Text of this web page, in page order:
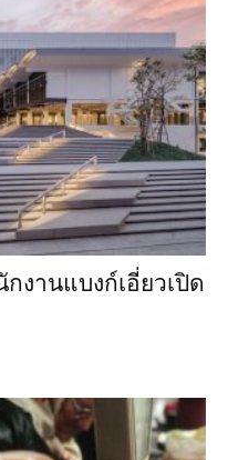
งานแบงก์เอี่ยวเปิด